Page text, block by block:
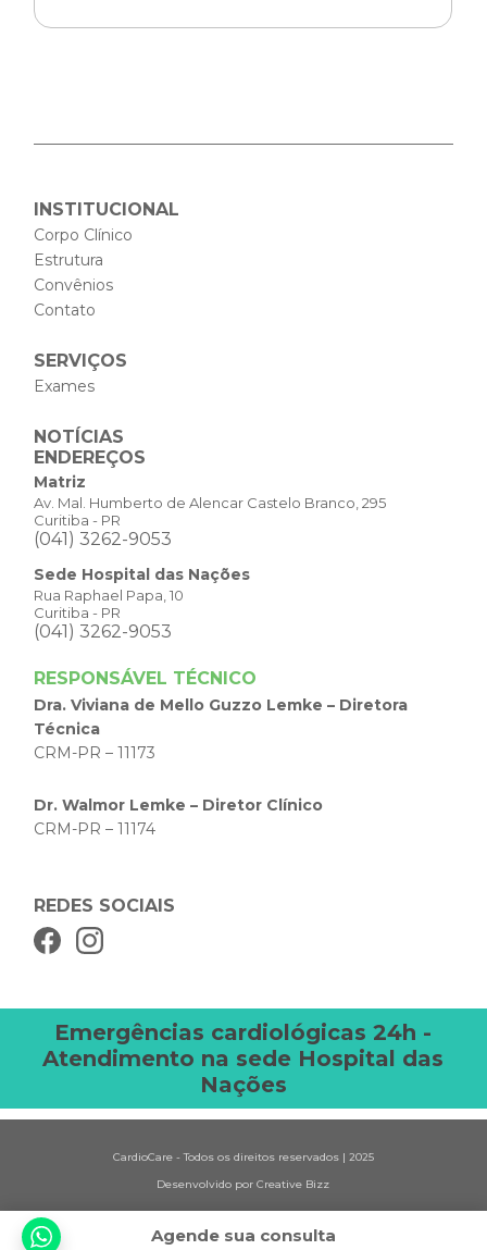
Agende sua consulta
INSTITUCIONAL
Corpo Clínico
Estrutura
Convênios
Contato
SERVIÇOS
Exames
NOTÍCIAS
ENDEREÇOS
Matriz
Av. Mal. Humberto de Alencar Castelo Branco, 295
Curitiba - PR
(041) 3262-9053
Sede Hospital das Nações
Rua Raphael Papa, 10
Curitiba - PR
(041) 3262-9053
RESPONSÁVEL TÉCNICO
Dra. Viviana de Mello Guzzo Lemke – Diretora
Técnica
CRM-PR – 11173
Dr. Walmor Lemke – Diretor Clínico
CRM-PR – 11174
REDES SOCIAIS
Emergências cardiológicas 24h -
Atendimento na sede Hospital das
Nações
CardioCare - Todos os direitos reservados | 2025
Desenvolvido por Creative Bizz